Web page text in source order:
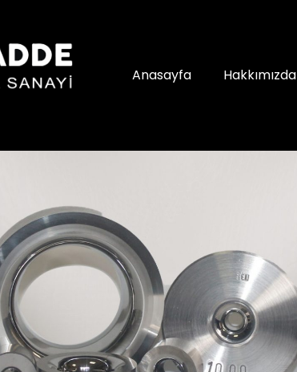
Anasayfa Hakkımızda